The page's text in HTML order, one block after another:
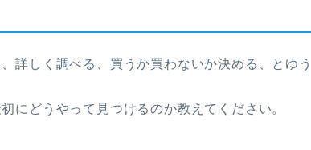
詳しく調べる、買うか買わないか決める、とゆう
にどうやって見つけるのか教えてください。